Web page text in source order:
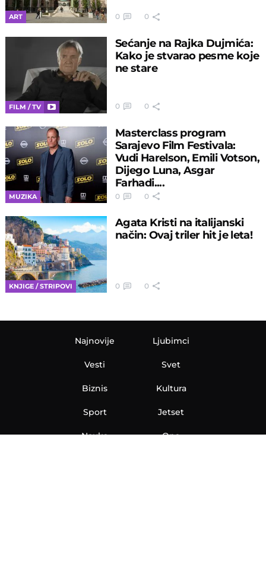
ART 0 0
FILM / TV
Sećanje na Rajka Dujmića:
Kako je stvarao pesme koje
ne stare
0 0
MUZIKA
Masterclass program
Sarajevo Film Festivala:
Vudi Harelson, Emili Votson,
Dijego Luna, Asgar
Farhadi....
0 0
KNJIGE / STRIPOVI
Agata Kristi na italijanski
način: Ovaj triler hit je leta!
0 0
Najnovije
Vesti
Biznis
Sport
Nauka
Ljubimci
Svet
Kultura
Jetset
Ona